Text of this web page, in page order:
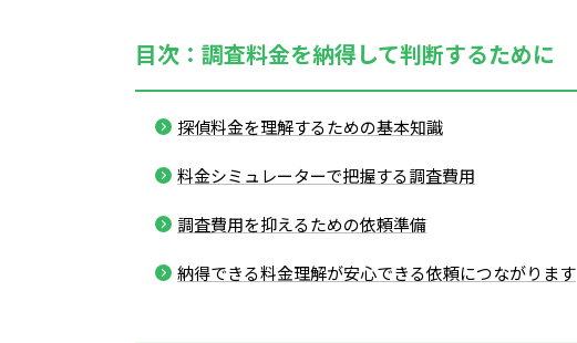
目次：調査料金を納得して判断するために
探偵料金を理解するための基本知識
料金シミュレーターで把握する調査費用
調査費用を抑えるための依頼準備
納得できる料金理解が安心できる依頼につながります